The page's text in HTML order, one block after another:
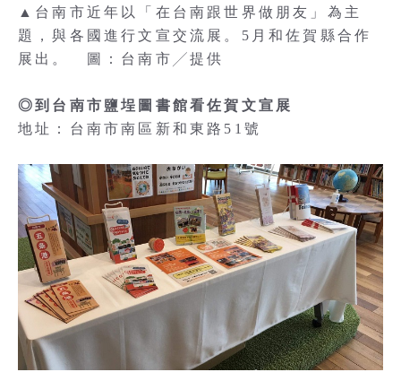
▲台南市近年以「在台南跟世界做朋友」為主
題，與各國進行文宣交流展。5月和佐賀縣合作
展出。 圖：台南市╱提供
◎到台南市鹽埕圖書館看佐賀文宣展
地址：台南市南區新和東路51號